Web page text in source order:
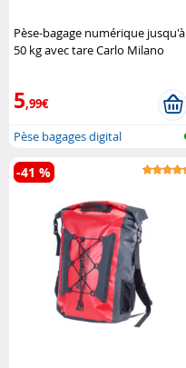
Pèse-bagage numérique jusqu'à
50 kg avec tare Carlo Milano
5,99€
Pèse bagages digital
-41 %